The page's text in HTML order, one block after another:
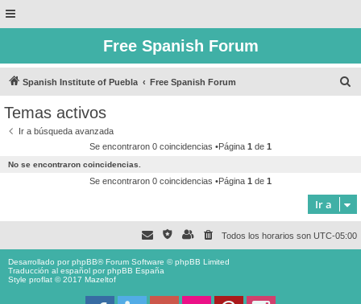
Free Spanish Forum
Spanish Institute of Puebla Free Spanish Forum
Temas activos
Ir a búsqueda avanzada
Se encontraron 0 coincidencias •Página 1 de 1
No se encontraron coincidencias.
Se encontraron 0 coincidencias •Página 1 de 1
Ir a
Todos los horarios son UTC-05:00
Desarrollado porphpBB® Forum Software © phpBB Limited
Traducción al español porphpBB España
Style proflat © 2017 Mazeltof